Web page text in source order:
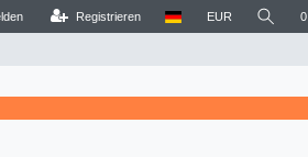
Registrieren EUR 0